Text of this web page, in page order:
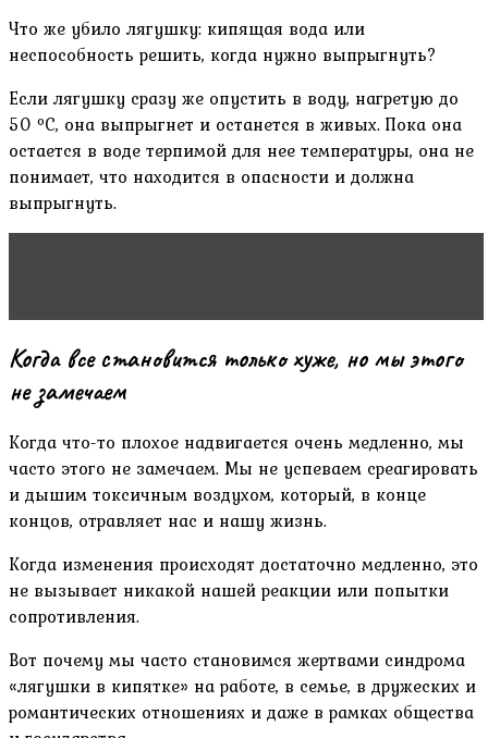
Что же убило лягушку: кипящая вода или
неспособность решить, когда нужно выпрыгнуть?
Если лягушку сразу же опустить в воду, нагретую до
50 ºC, она выпрыгнет и останется в живых. Пока она
остается в воде терпимой для нее температуры, она не
понимает, что находится в опасности и должна
выпрыгнуть.
Когда все становится только хуже, но мы этого
не замечаем
Когда что-то плохое надвигается очень медленно, мы
часто этого не замечаем. Мы не успеваем среагировать
и дышим токсичным воздухом, который, в конце
концов, отравляет нас и нашу жизнь.
Когда изменения происходят достаточно медленно, это
не вызывает никакой нашей реакции или попытки
сопротивления.
Вот почему мы часто становимся жертвами синдрома
«лягушки в кипятке» на работе, в семье, в дружеских и
романтических отношениях и даже в рамках общества